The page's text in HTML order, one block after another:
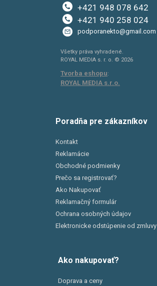
+421 948 078 642
+421 940 258 024
podporanekto@gmail.com
Všetky práva vyhradené.
ROYAL MEDIA s. r. o. © 2026
Tvorba eshopu:
ROYAL MEDIA s.r.o.
Poradňa pre zákazníkov
Kontakt
Reklamácie
Obchodné podmienky
Prečo sa registrovať?
Ako Nakupovať
Reklamačný formulár
Ochrana osobných údajov
Elektronicke odstúpenie od zmluvy
Ako nakupovať?
Doprava a ceny